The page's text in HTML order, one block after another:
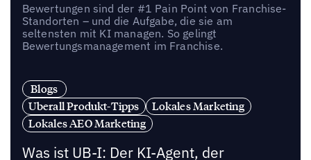
Bewertungen sind der #1 Pain Point von Franchise-
Standorten – und die Aufgabe, die sie am
seltensten mit KI managen. So gelingt
Bewertungsmanagement im Franchise.
Blogs
Uberall Produkt-Tipps
Lokales Marketing
Lokales AEO Marketing
Was ist UB-I: Der KI-Agent, der